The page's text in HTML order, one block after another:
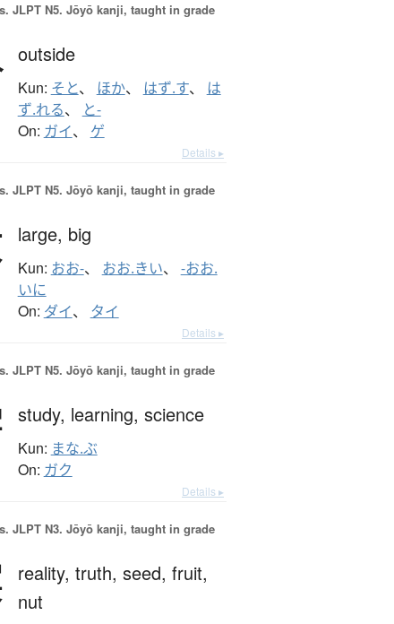
JLPT N5. Jōyō kanji, taught in grade
outside
Kun: そと、 ほか、 はず.す、 は
ず.れる、 と-
On: ガイ、 ゲ
Details ▸
JLPT N5. Jōyō kanji, taught in grade
large, big
Kun: おお-、 おお.きい、 -おお.
いに
On: ダイ、 タイ
Details ▸
JLPT N5. Jōyō kanji, taught in grade
study, learning, science
Kun: まな.ぶ
On: ガク
Details ▸
JLPT N3. Jōyō kanji, taught in grade
reality, truth, seed, fruit,
nut